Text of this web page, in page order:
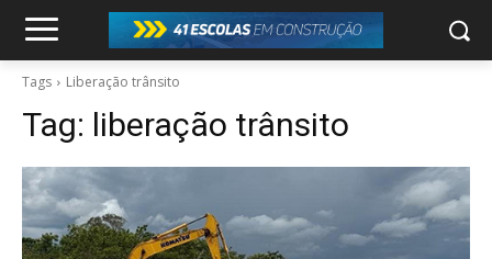
Tags Liberação trânsito
Tag: liberação trânsito